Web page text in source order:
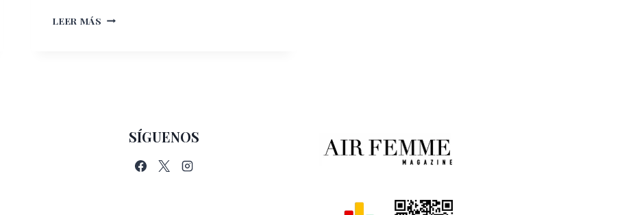
LEER MÁS COSMÉTICA
SÍGUENOS